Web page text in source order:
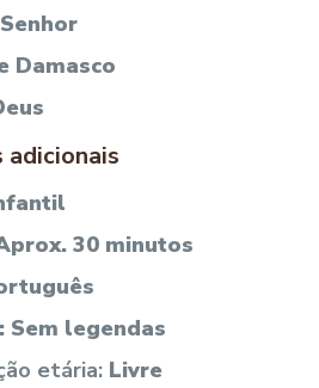
Damasco
adicionais
30 minutos
Sem legendas
etária:Livre